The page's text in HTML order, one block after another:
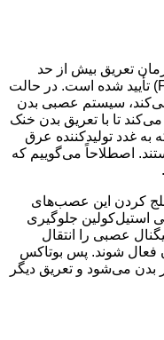
تعریق بیش از حد
توسط سازمان غذا و داروی آمریکا (FDA) تأیید شده است. در حالت
سیستم عصبی بدن
تا با تعریق بدن خنک
غدد تولیدکننده عرق
اصطلاحاً می‌گوییم که
فلج کردن این عصب‌های
استیل‌کولین جلوگیری
عصبی را انتقال
شوند. پس بوتاکس
بدن می‌شود و تعریق دیگر